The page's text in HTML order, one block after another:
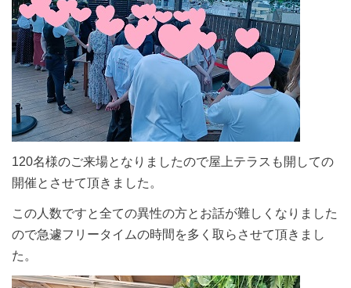
120名様のご来場となりましたので屋上テラスも開しての
開催とさせて頂きました。
この人数ですと全ての異性の方とお話が難しくなりました
ので急遽フリータイムの時間を多く取らさせて頂きまし
た。